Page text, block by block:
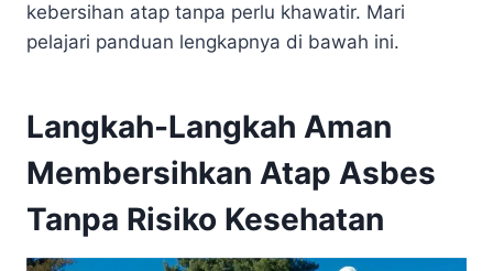
kebersihan atap tanpa perlu khawatir. Mari
pelajari panduan lengkapnya di bawah ini.
Langkah-Langkah Aman
Membersihkan Atap Asbes
Tanpa Risiko Kesehatan